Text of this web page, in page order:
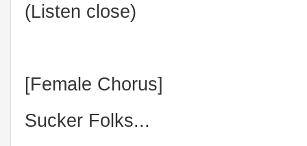
(Listen close)
[Female Chorus]
Sucker Folks...